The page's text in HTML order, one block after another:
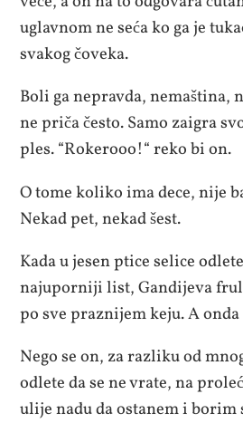
uglavnom ne seća ko ga je
svakog čoveka.
Boli ga nepravda, nemaština,
ne priča često. Samo zaigra
ples. “Rokerooo!“ reko bi on.
O tome koliko ima dece, nije
Nekad pet, nekad šest.
Kada u jesen ptice selice
najuporniji list, Gandijeva
po sve praznijem keju. A
Nego se on, za razliku od
odlete da se ne vrate, na
ulije nadu da ostanem i borim